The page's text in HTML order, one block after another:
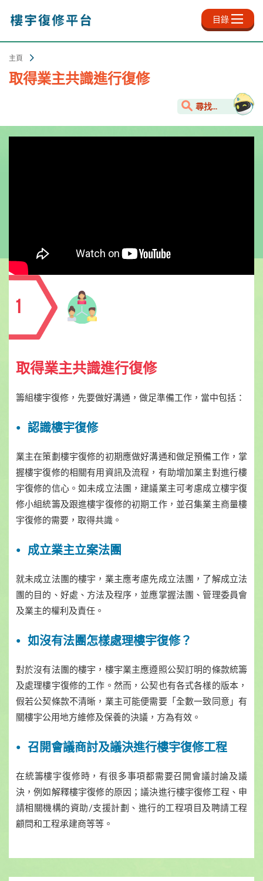
內
目錄
主頁
取得業主共識進行復修
尋找...
1
取得業主共識進行復修
籌組樓宇復修，先要做好溝通，做足準備工作，當中包括：
認識樓宇復修
業主在策劃樓宇復修的初期應做好溝通和做足預備工作，掌
握樓宇復修的相關有用資訊及流程，有助增加業主對進行樓
宇復修的信心。如未成立法團，建議業主可考慮成立樓宇復
修小組統籌及跟進樓宇復修的初期工作，並召集業主商量樓
宇復修的需要，取得共識。
成立業主立案法團
就未成立法團的樓宇，業主應考慮先成立法團，了解成立法
團的目的、好處、方法及程序，並應掌握法團、管理委員會
及業主的權利及責任。
如沒有法團怎樣處理樓宇復修？
對於沒有法團的樓宇，樓宇業主應遵照公契訂明的條款統籌
及處理樓宇復修的工作。然而，公契也有各式各樣的版本，
假若公契條款不清晰，業主可能便需要「全數一致同意」有
關樓宇公用地方維修及保養的決議，方為有效。
召開會議商討及議決進行樓宇復修工程
在統籌樓宇復修時，有很多事項都需要召開會議討論及議
決，例如解釋樓宇復修的原因；議決進行樓宇復修工程、申
請相關機構的資助/支援計劃、進行的工程項目及聘請工程
顧問和工程承建商等等。